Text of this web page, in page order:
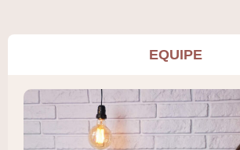
EQUIPE